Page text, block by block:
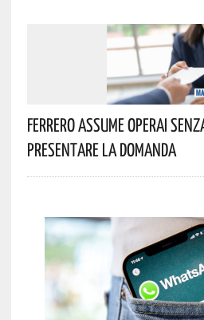
Ferrero Assume Operai
Presentare La Domanda